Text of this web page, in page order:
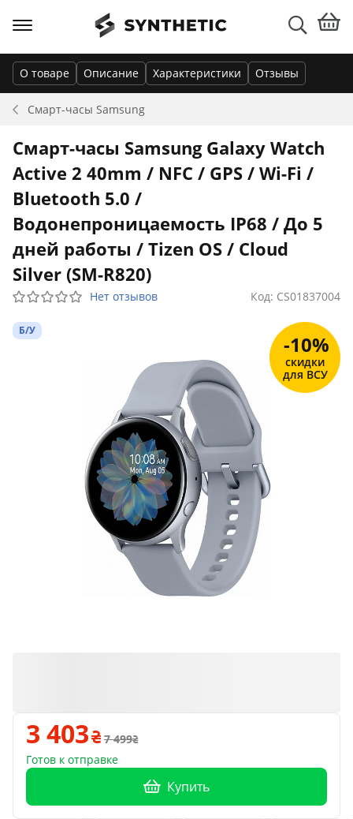
Смарт-часы Samsung
О товаре Описание Характеристики Отзывы
Смарт-часы Samsung Galaxy Watch
Active 2 40mm / NFC / GPS / Wi-Fi /
Bluetooth 5.0 /
Водонепроницаемость IP68 / До 5
дней работы / Tizen OS / Cloud
Silver (SM-R820)
Нет отзывов Код: CS01837004
Б/У
-10%
скидки
для ВСУ
3 403
7 499
Готов к отправке
Купить